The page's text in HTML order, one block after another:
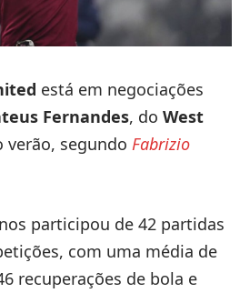
está em negociações
Fernandes, do West
verão, segundo Fabrizio
participou de 42 partidas
com uma média de
recuperações de bola e